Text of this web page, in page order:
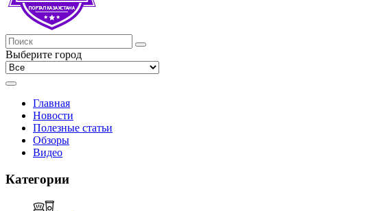
Выберите город
Главная
Новости
Полезные статьи
Обзоры
Видео
Категории